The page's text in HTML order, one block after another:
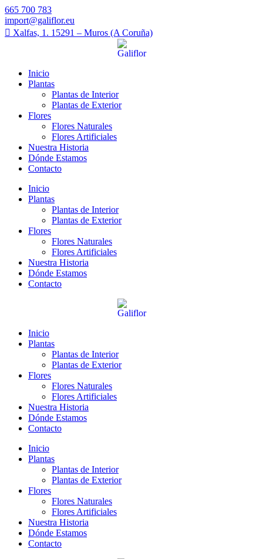
665 700 783
import@galiflor.eu
Xalfas, 1. 15291 – Muros (A Coruña)
Inicio
Plantas
Plantas de Interior
Plantas de Exterior
Flores
Flores Naturales
Flores Artificiales
Nuestra Historia
Dónde Estamos
Contacto
Inicio
Plantas
Plantas de Interior
Plantas de Exterior
Flores
Flores Naturales
Flores Artificiales
Nuestra Historia
Dónde Estamos
Contacto
Inicio
Plantas
Plantas de Interior
Plantas de Exterior
Flores
Flores Naturales
Flores Artificiales
Nuestra Historia
Dónde Estamos
Contacto
Inicio
Plantas
Plantas de Interior
Plantas de Exterior
Flores
Flores Naturales
Flores Artificiales
Nuestra Historia
Dónde Estamos
Contacto